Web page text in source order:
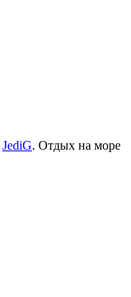
JediG. Отдых на море